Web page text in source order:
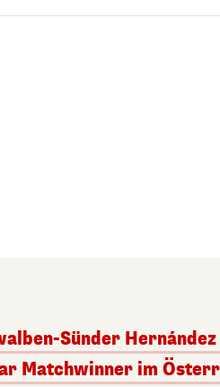
Sünder
Matchwinner im